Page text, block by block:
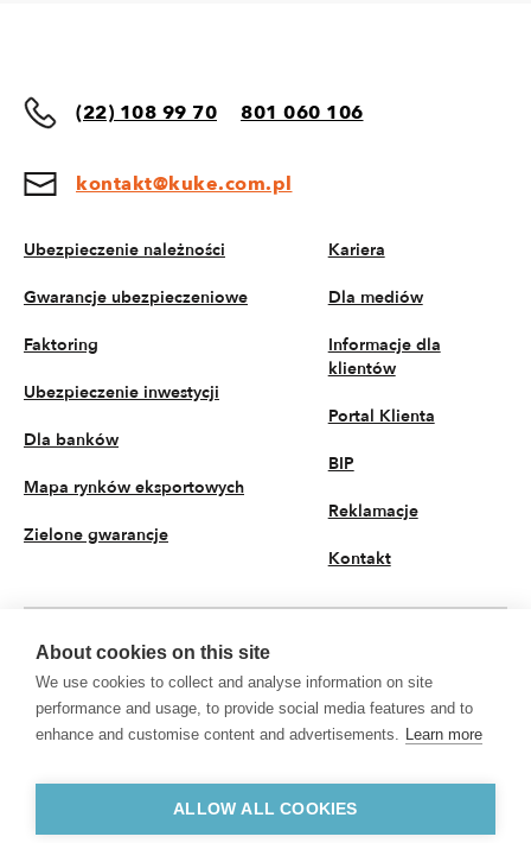
(22) 108 99 70 801 060 106
kontakt@kuke.com.pl
Ubezpieczenie należności
Gwarancje ubezpieczeniowe
Faktoring
Ubezpieczenie inwestycji
Dla banków
Mapa rynków eksportowych
Zielone gwarancje
Kariera
Dla mediów
Informacje dla
klientów
Portal Klienta
BIP
Reklamacje
Kontakt
© 2026 KUKE S.A. Wszystkie prawa zastrzeżone
Polityka prywatności
Przetwarzanie danych osobowych
KUKE S.A. z siedzibą przy ul. Kruczej 50, 00-025 Warszawa, Sąd Rejonowy dla
m.st. Warszawy w Warszawie, XII Wydział Gospodarczy Krajowego Rejestru
PL
About cookies on this site
We use cookies to collect and analyse information on site
performance and usage, to provide social media features and to
enhance and customise content and advertisements. Learn more
ALLOW ALL COOKIES